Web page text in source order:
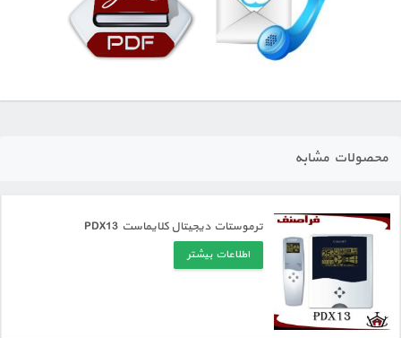
محصولات مشابه
ترموستات دیجیتال کلایماست PDX13
اطلاعات بیشتر